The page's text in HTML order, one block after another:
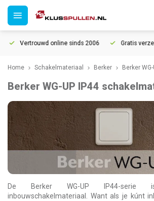
Vertrouwd online sinds 2006 Gratis
Home Schakelmateriaal Berker Berker
Berker WG-UP IP44
De Berker WG-UP IP44-serie is
inbouwschakelmateriaal. Want als je kúnt